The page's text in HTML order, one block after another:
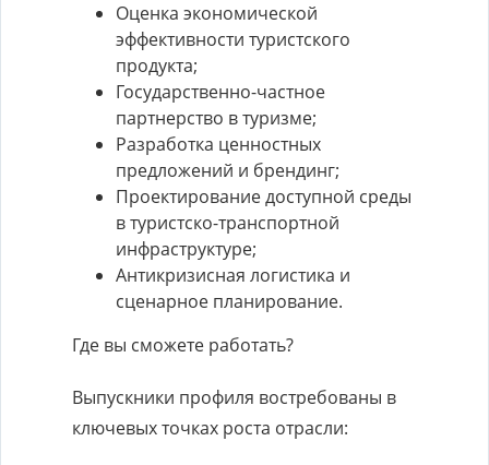
Оценка экономической
эффективности туристского
продукта;
Государственно-частное
партнерство в туризме;
Разработка ценностных
предложений и брендинг;
Проектирование доступной среды
в туристско-транспортной
инфраструктуре;
Антикризисная логистика и
сценарное планирование.
Где вы сможете работать?
Выпускники профиля востребованы в
ключевых точках роста отрасли: